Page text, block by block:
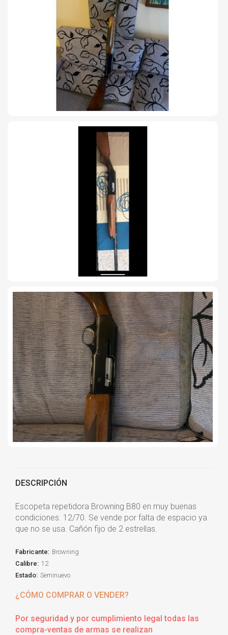
DESCRIPCIÓN
Escopeta repetidora Browning B80 en muy buenas
condiciones. 12/70. Se vende por falta de espacio ya
que no se usa. Cañón fijo de 2 estrellas.
Fabricante: Browning
Calibre: 12
Estado: Seminuevo
¿CÓMO COMPRAR O VENDER?
Por seguridad y por cumplimiento legal todas las
compra-ventas de armas se realizan